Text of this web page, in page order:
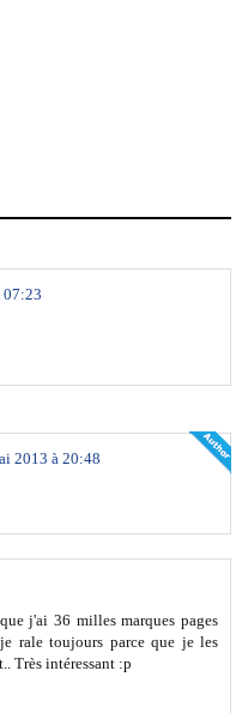
07:23
2013 à 20:48
j'ai 36 milles marques pages
rale toujours parce que je les
Très intéressant :p